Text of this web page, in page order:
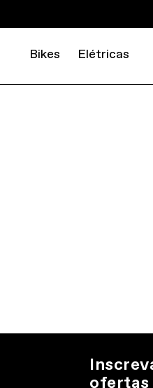
Bikes Elétricas
ofertas